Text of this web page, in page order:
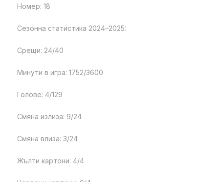
Номер: 18
Сезонна статистика 2024–2025:
Срещи: 24/40
Минути в игра: 1752/3600
Голове: 4/129
Смяна излиза: 9/24
Смяна влиза: 3/24
Жълти картони: 4/4